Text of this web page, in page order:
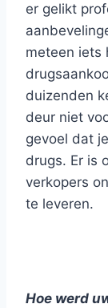
er gelikt
meteen iets
duizenden
deur niet
gevoel dat
drugs. Er is
verkopers
te leveren.
Hoe werd